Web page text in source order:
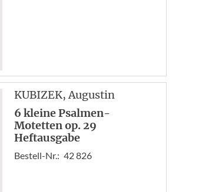
KUBIZEK, Augustin
6 kleine Psalmen-
Motetten op. 29
Heftausgabe
Bestell-Nr.: 42 826